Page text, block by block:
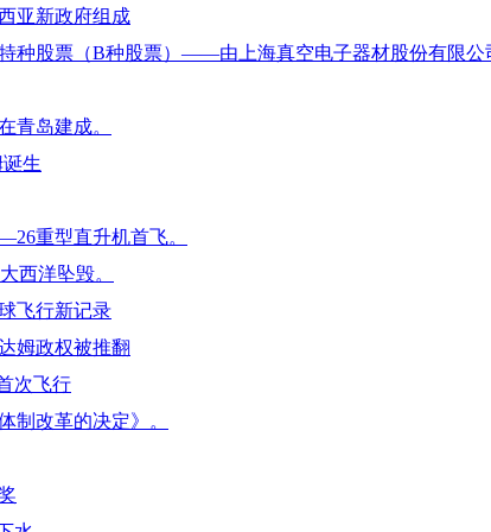
亚新政府组成
种股票（B种股票）——由上海真空电子器材股份有限
青岛建成。
生
重型直升机首飞。
西洋坠毁。
飞行新记录
姆政权被推翻
次飞行
制改革的决定》。